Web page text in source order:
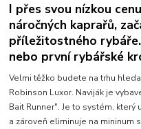
I přes svou nízkou
náročných kaprařů,
příležitostného
nebo první rybářské
Velmi těžko budete na trhu
Robinson Luxor. Naviják je
Bait Runner". Je to systém, který
a zároveň eliminuje na mininum